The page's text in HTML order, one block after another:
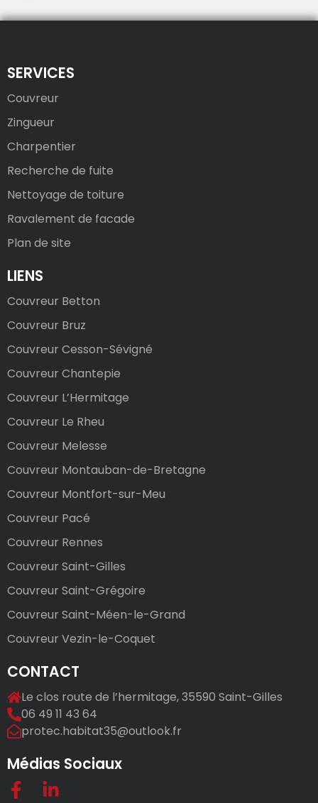
SERVICES
Couvreur
Zingueur
Charpentier
Recherche de fuite
Nettoyage de toiture
Ravalement de facade
Plan de site
LIENS
Couvreur Betton
Couvreur Bruz
Couvreur Cesson-Sévigné
Couvreur Chantepie
Couvreur L’Hermitage
Couvreur Le Rheu
Couvreur Melesse
Couvreur Montauban-de-Bretagne
Couvreur Montfort-sur-Meu
Couvreur Pacé
Couvreur Rennes
Couvreur Saint-Gilles
Couvreur Saint-Grégoire
Couvreur Saint-Méen-le-Grand
Couvreur Vezin-le-Coquet
CONTACT
Le clos route de l’hermitage, 35590 Saint-Gilles
06 49 11 43 64
protec.habitat35@outlook.fr
Médias Sociaux